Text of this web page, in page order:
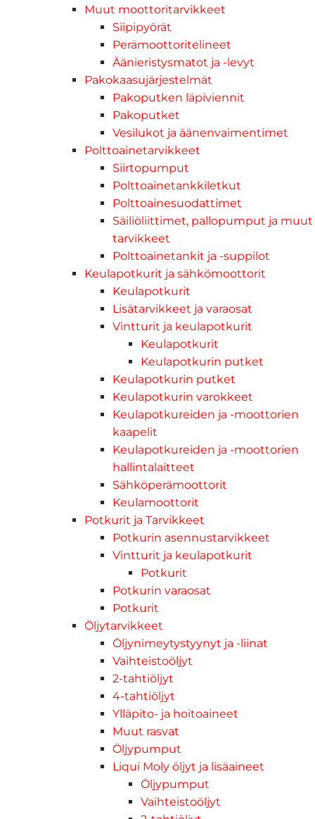
Muut moottoritarvikkeet
Siipipyörät
Perämoottoritelineet
Äänieristysmatot ja -levyt
Pakokaasujärjestelmät
Pakoputken läpiviennit
Pakoputket
Vesilukot ja äänenvaimentimet
Polttoainetarvikkeet
Siirtopumput
Polttoainetankkiletkut
Polttoainesuodattimet
Säiliöliittimet, pallopumput ja muut
tarvikkeet
Polttoainetankit ja -suppilot
Keulapotkurit ja sähkömoottorit
Keulapotkurit
Lisätarvikkeet ja varaosat
Vintturit ja keulapotkurit
Keulapotkurit
Keulapotkurin putket
Keulapotkurin putket
Keulapotkurin varokkeet
Keulapotkureiden ja -moottorien
kaapelit
Keulapotkureiden ja -moottorien
hallintalaitteet
Sähköperämoottorit
Keulamoottorit
Potkurit ja Tarvikkeet
Potkurin asennustarvikkeet
Vintturit ja keulapotkurit
Potkurit
Potkurin varaosat
Potkurit
Öljytarvikkeet
Öljynimeytystyynyt ja -liinat
Vaihteistoöljyt
2-tahtiöljyt
4-tahtiöljyt
Ylläpito- ja hoitoaineet
Muut rasvat
Öljypumput
Liqui Moly öljyt ja lisäaineet
Öljypumput
Vaihteistoöljyt